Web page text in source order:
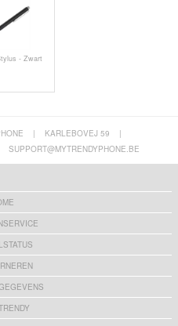
- Zwart
| KARLEBOVEJ 59
|
SUPPORT@MYTRENDYPHONE.BE